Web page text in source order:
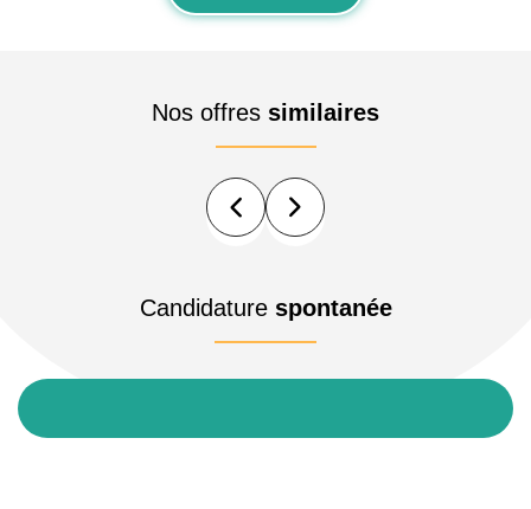
Nos offres similaires
Candidaturespontanée